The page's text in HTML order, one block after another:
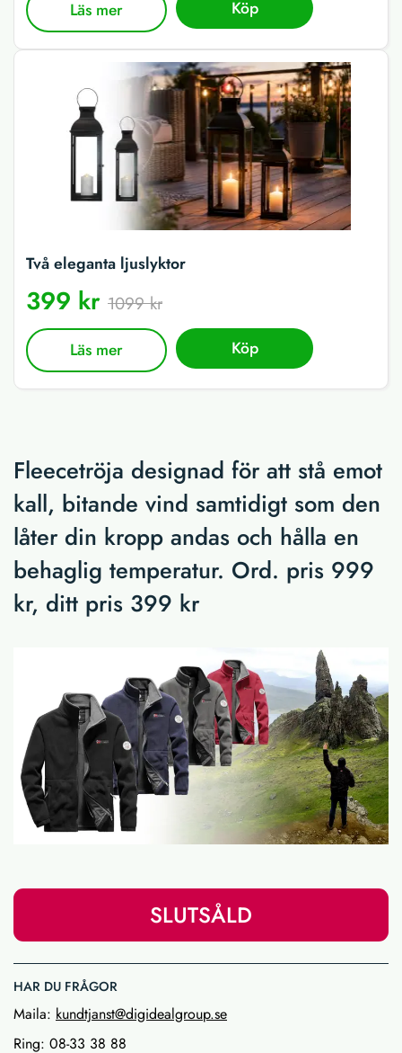
Läs mer Köp
Två eleganta ljuslyktor
399 kr 1099 kr
Läs mer Köp
Fleecetröja designad för att stå emot
kall, bitande vind samtidigt som den
låter din kropp andas och hålla en
behaglig temperatur. Ord. pris 999
kr, ditt pris 399 kr
SLUTSÅLD
HAR DU FRÅGOR
Maila: kundtjanst@digidealgroup.se
Ring: 08-33 38 88